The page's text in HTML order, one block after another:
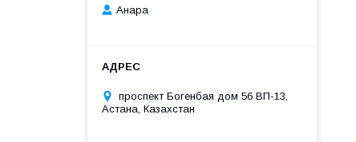
Анара
проспект Богенбая дом 56 ВП-13,
Астана, Казахстан